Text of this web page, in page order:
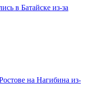
в Батайске из-за
на Нагибина из-